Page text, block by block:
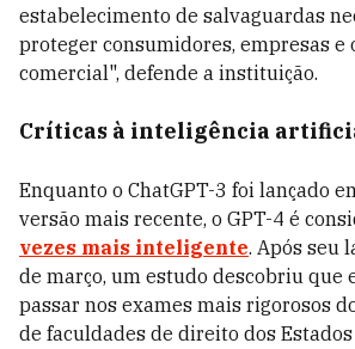
estabelecimento de salvaguardas
proteger consumidores, empresas e
comercial", defende a instituição.
Críticas à inteligência
Enquanto o ChatGPT-3 foi lançado
versão mais recente, o GPT-4 é
vezes mais inteligente. Após seu
de março, um estudo descobriu que
passar nos exames mais rigorosos
de faculdades de direito dos